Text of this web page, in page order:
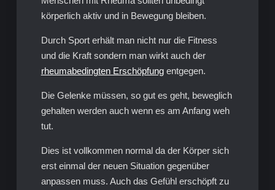
körperlich aktiv und in Bewegung bleiben.
Durch Sport erhält man nicht nur die Fitness
und die Kraft sondern man wirkt auch der
rheumabedingten Erschöpfungentgegen.
Die Gelenke müssen, so gut es geht, beweglich
gehalten werden auch wenn es am Anfang weh
tut.
Dies ist vollkommen normal da der Körper sich
erst einmal der neuen Situation gegenüber
anpassen muss. Auch das Gefühl erschöpft zu